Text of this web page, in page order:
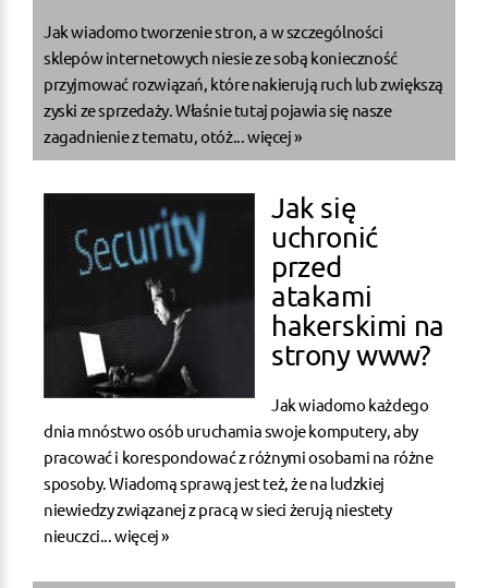
Jak wiadomo tworzenie stron, a w szczególności
sklepów internetowych niesie ze sobą konieczność
przyjmować rozwiązań, które nakierują ruch lub zwiększą
zyski ze sprzedaży. Właśnie tutaj pojawia się nasze
zagadnienie z tematu, otóż...więcej »
Jak się
uchronić
przed
atakami
hakerskimi na
strony www?
Jak wiadomo każdego
dnia mnóstwo osób uruchamia swoje komputery, aby
pracować i korespondować z różnymi osobami na różne
sposoby. Wiadomą sprawą jest też, że na ludzkiej
niewiedzy związanej z pracą w sieci żerują niestety
nieuczci...więcej »